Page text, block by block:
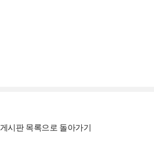
게시판 목록으로 돌아가기